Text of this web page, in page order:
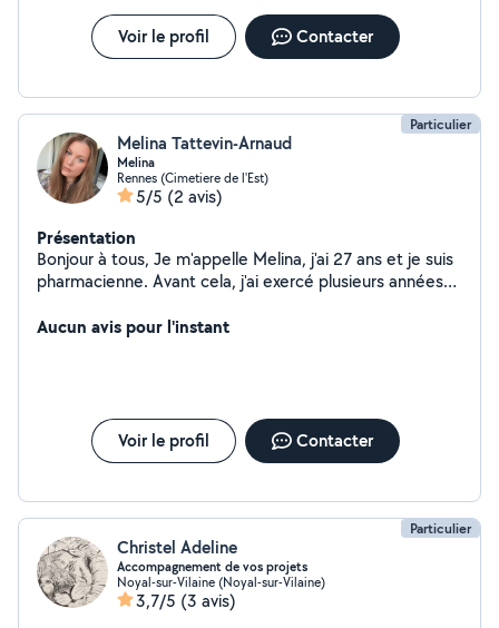
donc un échange possible sur des périodes
décalé.O679979445
Voir le profil Contacter
Particulier
Melina Tattevin-Arnaud
Melina
Rennes (Cimetiere de l'Est)
5/5 (2 avis)
Présentation
Bonjour à tous, Je m'appelle Melina, j'ai 27 ans et je suis
pharmacienne. Avant cela, j'ai exercé plusieurs années
qui m'a permis de développer un grand sens de l'écoute,
en location, baby-sitting régulier ou ponctuel (y compris
lors de mariages et de baptêmes), ainsi que
l'accompagnement de personnes à domicile. Souriante,
à cœur de fournir un travail soigné et de m'adapter aux
besoins de chacun. J'adore les animaux ! Je vis avec des
chats et un adorable chien de 6 ans, très câlin, sociable
et plein d'énergie. C'est donc avec plaisir que je peux
également m'occuper de vos compagnons à quatre
pattes. Au plaisir de vous rendre service !
Aucun avis pour l'instant
Voir le profil Contacter
Particulier
Christel Adeline
Accompagnement de vos projets
Noyal-sur-Vilaine (Noyal-sur-Vilaine)
3,7/5 (3 avis)